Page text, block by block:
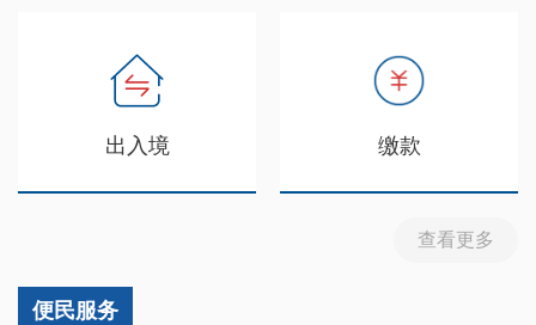
出入境 缴款
查看更多
便民服务